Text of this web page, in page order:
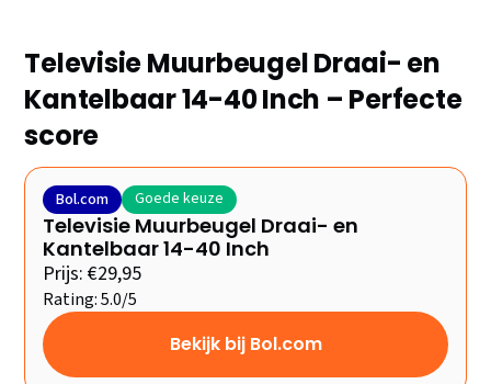
Televisie Muurbeugel Draai- en
Kantelbaar 14-40 Inch – Perfecte
score
Bol.com Goede keuze
Televisie Muurbeugel Draai- en
Kantelbaar 14-40 Inch
Prijs: €29,95
Rating: 5.0/5
Bekijk bij Bol.com